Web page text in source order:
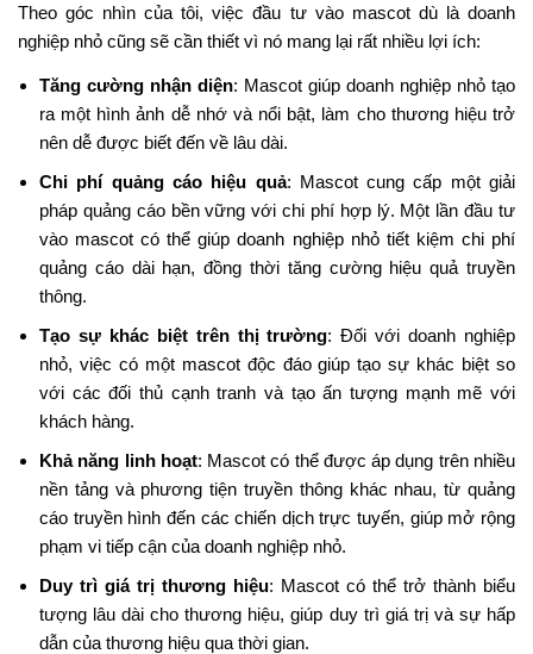
Theo góc nhìn của tôi, việc đầu tư vào mascot dù là doanh
nghiệp nhỏ cũng sẽ cần thiết vì nó mang lại rất nhiều lợi ích:
Tăng cường nhận diện: Mascot giúp doanh nghiệp nhỏ tạo
ra một hình ảnh dễ nhớ và nổi bật, làm cho thương hiệu trở
nên dễ được biết đến về lâu dài.
Chi phí quảng cáo hiệu quả: Mascot cung cấp một giải
pháp quảng cáo bền vững với chi phí hợp lý. Một lần đầu tư
vào mascot có thể giúp doanh nghiệp nhỏ tiết kiệm chi phí
quảng cáo dài hạn, đồng thời tăng cường hiệu quả truyền
thông.
Tạo sự khác biệt trên thị trường: Đối với doanh nghiệp
nhỏ, việc có một mascot độc đáo giúp tạo sự khác biệt so
với các đối thủ cạnh tranh và tạo ấn tượng mạnh mẽ với
khách hàng.
Khả năng linh hoạt: Mascot có thể được áp dụng trên nhiều
nền tảng và phương tiện truyền thông khác nhau, từ quảng
cáo truyền hình đến các chiến dịch trực tuyến, giúp mở rộng
phạm vi tiếp cận của doanh nghiệp nhỏ.
Duy trì giá trị thương hiệu: Mascot có thể trở thành biểu
tượng lâu dài cho thương hiệu, giúp duy trì giá trị và sự hấp
dẫn của thương hiệu qua thời gian.